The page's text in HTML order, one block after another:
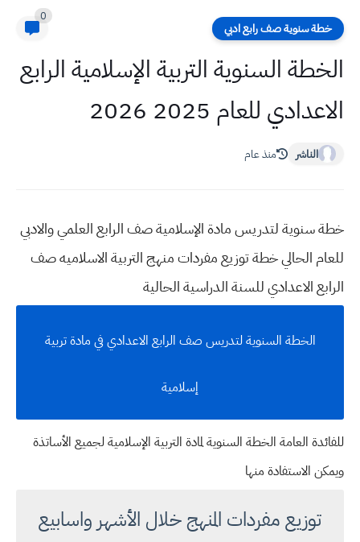
خطة سنوية صف رابع ادبي
0
الخطة السنوية التربية الإسلامية الرابع
الاعدادي للعام 2025 2026
الناشر منذ عام
خطة سنوية لتدريس مادة الإسلامية صف الرابع العلمي والادبي
للعام الحالي خطة توزيع مفردات منهج التربية الاسلاميه صف
الرابع الاعدادي للسنة الدراسية الحالية
الخطة السنوية لتدريس صف الرابع الاعدادي في مادة تربية
إسلامية
للفائدة العامة الخطة السنوية لمادة التربية الإسلامية لجميع الأساتذة
ويمكن الاستفادة منها
توزيع مفردات المنهج خلال الأشهر واسابيع